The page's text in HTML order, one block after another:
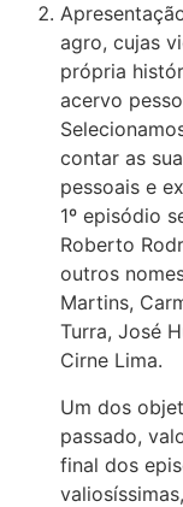
agro, cujas
própria
acervo
contar as
pessoais e
1º episódio
Roberto
outros
Martins,
Turra, José
Cirne Lima.
Um dos
passado,
final dos